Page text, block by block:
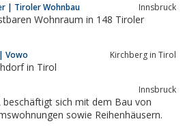
| Tiroler Wohnbau Innsbruck
Wohnraum in 148 Tiroler
Vowo Kirchberg in Tirol
in Tirol
Innsbruck
beschäftigt sich mit dem Bau von
Eigentumswohnungen sowie Reihenhäusern.